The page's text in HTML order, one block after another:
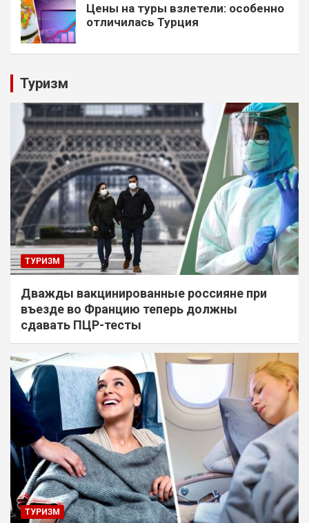
Цены на туры взлетели: особенно
отличилась Турция
Туризм
ТУРИЗМ
Дважды вакцинированные россияне при
въезде во Францию теперь должны
сдавать ПЦР-тесты
ТУРИЗМ